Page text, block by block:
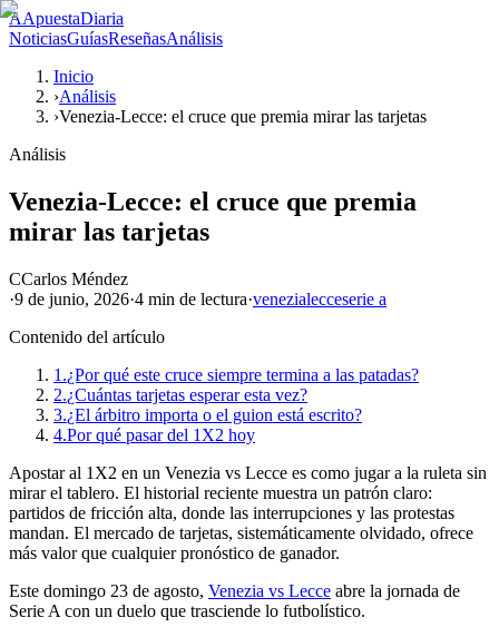
AApuestaDiaria
NoticiasGuíasReseñasAnálisis
Inicio
›Análisis
›Venezia-Lecce: el cruce que premia mirar las tarjetas
Análisis
Venezia-Lecce: el cruce que premia
mirar las tarjetas
CCarlos Méndez
·9 de junio, 2026·4 min de lectura·venezialecceserie a
Contenido del artículo
1.¿Por qué este cruce siempre termina a las patadas?
2.¿Cuántas tarjetas esperar esta vez?
3.¿El árbitro importa o el guion está escrito?
4.Por qué pasar del 1X2 hoy
Apostar al 1X2 en un Venezia vs Lecce es como jugar a la ruleta sin
mirar el tablero. El historial reciente muestra un patrón claro:
partidos de fricción alta, donde las interrupciones y las protestas
mandan. El mercado de tarjetas, sistemáticamente olvidado, ofrece
más valor que cualquier pronóstico de ganador.
Este domingo 23 de agosto, Venezia vs Lecce abre la jornada de
Serie A con un duelo que trasciende lo futbolístico.